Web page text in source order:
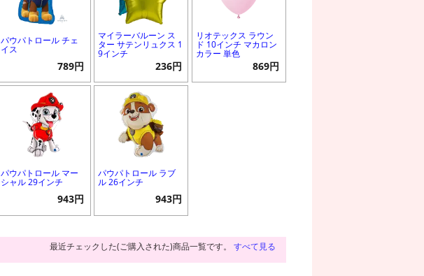
パウパトロール チェ
イス
789円
マイラーバルーン ス
ター サテンリュクス 1
9インチ
236円
リオテックス ラウン
ド 10インチ マカロン
カラー 単色
869円
パウパトロール マー
シャル 29インチ
943円
パウパトロール ラブ
ル 26インチ
943円
最近チェックした(ご購入された)商品一覧です。 すべて見る